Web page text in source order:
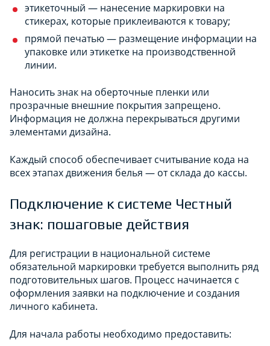
этикеточный — нанесение маркировки на
стикерах, которые приклеиваются к товару;
прямой печатью — размещение информации на
упаковке или этикетке на производственной
линии.
Наносить знак на оберточные пленки или
прозрачные внешние покрытия запрещено.
Информация не должна перекрываться другими
элементами дизайна.
Каждый способ обеспечивает считывание кода на
всех этапах движения белья — от склада до кассы.
Подключение к системе Честный
знак: пошаговые действия
Для регистрации в национальной системе
обязательной маркировки требуется выполнить ряд
подготовительных шагов. Процесс начинается с
оформления заявки на подключение и создания
личного кабинета.
Для начала работы необходимо предоставить: